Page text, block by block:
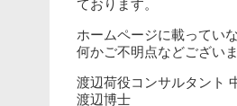
ております。
ホームページに載ってい
何かご不明点などござい
渡辺荷役コンサルタント
渡辺博士